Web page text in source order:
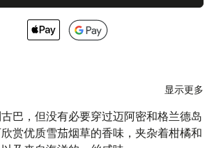
显示更多
巴，但没有必要穿过迈阿密和格兰德岛
赏优质雪茄烟草的香味，夹杂着柑橘和